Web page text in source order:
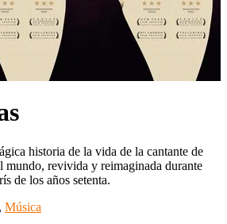
historia de la vida de la cantante de
mundo, revivida y reimaginada durante
de los años setenta.
, Música